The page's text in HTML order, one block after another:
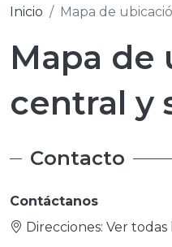
Inicio Mapa de
Mapa de
central y
Contacto
Contáctanos
Direcciones: Ver todas